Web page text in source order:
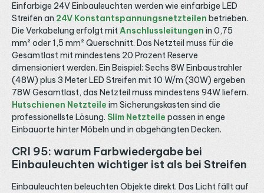
Einfarbige 24V Einbauleuchten werden wie einfarbige LED
Streifen an 24V Konstantspannungsnetzteilen betrieben.
Die Verkabelung erfolgt mitAnschlussleitungen in 0,75
mm² oder 1,5 mm² Querschnitt. Das Netzteil muss für die
Gesamtlast mit mindestens 20 Prozent Reserve
dimensioniert werden. Ein Beispiel: Sechs 8W Einbaustrahler
(48W) plus 3 Meter LED Streifen mit 10 W/m (30W) ergeben
78W Gesamtlast, das Netzteil muss mindestens 94W liefern.
Hutschienen Netzteile im Sicherungskasten sind die
professionellste Lösung. Slim Netzteile passen in enge
Einbauorte hinter Möbeln und in abgehängten Decken.
CRI 95: warum Farbwiedergabe bei
Einbauleuchten wichtiger ist als bei Streifen
Einbauleuchten beleuchten Objekte direkt. Das Licht fällt auf